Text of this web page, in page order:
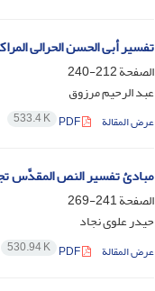
تفسیر أبی الحسن الحرالی
الصفحة212-240
عبد الرحیم مرزوق
عرض المقالة PDF
533.4 K
مبادئ تفسیر النص المقدَّس
الصفحة241-269
حیدر علوی نجاد
عرض المقالة PDF
530.94 K